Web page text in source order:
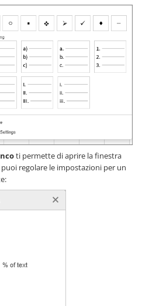
ti permette di aprire la finestra
puoi regolare le impostazioni per un